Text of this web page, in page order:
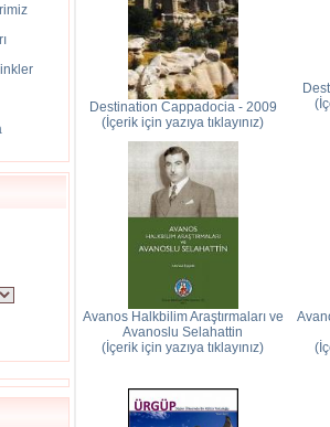
Destination Cappadocia - 2009
(İçerik için yazıya tıklayınız)
Avanos Halkbilim Araştırmaları ve
Avanoslu Selahattin
(İçerik için yazıya tıklayınız)